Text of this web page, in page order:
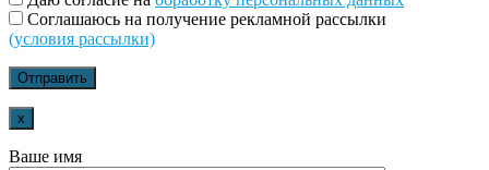
Соглашаюсь на получение рекламной рассылки
(условия рассылки)
x
Ваше имя